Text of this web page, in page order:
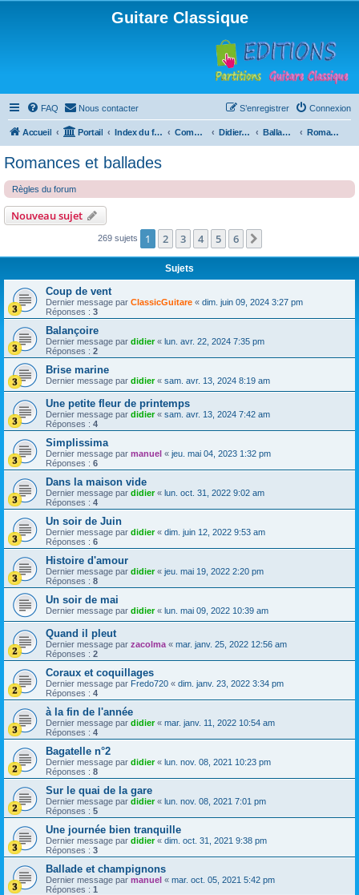
Guitare Classique
FAQ Nous contacter Connexion
S’enregistrer
Accueil Portail Index du forum Compositions Didierland Ballades et autres réveries Romances et ballades
Romances et ballades
Règles du forum
Nouveau sujet
269 sujets 1 2 3 4 5 6
Sujets
Coup de vent
Dernier message par ClassicGuitare « dim. juin 09, 2024 3:27 pm
Réponses : 3
Balançoire
Dernier message par didier« lun. avr. 22, 2024 7:35 pm
Réponses : 2
Brise marine
Dernier message par didier« sam. avr. 13, 2024 8:19 am
Une petite fleur de printemps
Dernier message par didier« sam. avr. 13, 2024 7:42 am
Réponses : 4
Simplissima
Dernier message par manuel « jeu. mai 04, 2023 1:32 pm
Réponses : 6
Dans la maison vide
Dernier message par didier« lun. oct. 31, 2022 9:02 am
Réponses : 4
Un soir de Juin
Dernier message par didier« dim. juin 12, 2022 9:53 am
Réponses : 6
Histoire d'amour
Dernier message par didier« jeu. mai 19, 2022 2:20 pm
Réponses : 8
Un soir de mai
Dernier message par didier« lun. mai 09, 2022 10:39 am
Quand il pleut
Dernier message par zacolma « mar. janv. 25, 2022 12:56 am
Réponses : 2
Coraux et coquillages
Dernier message par Fredo720 « dim. janv. 23, 2022 3:34 pm
Réponses : 4
à la fin de l'année
Dernier message par didier« mar. janv. 11, 2022 10:54 am
Réponses : 4
Bagatelle n°2
Dernier message par didier« lun. nov. 08, 2021 10:23 pm
Réponses : 8
Sur le quai de la gare
Dernier message par didier« lun. nov. 08, 2021 7:01 pm
Réponses : 5
Une journée bien tranquille
Dernier message par didier« dim. oct. 31, 2021 9:38 pm
Réponses : 3
Ballade et champignons
Dernier message par manuel « mar. oct. 05, 2021 5:42 pm
Réponses : 1